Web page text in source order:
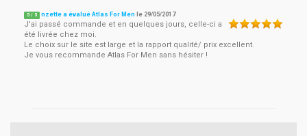
5 / 5 nzette a évalué Atlas For Men le 29/05/2017
J'ai passé commande et en quelques jours, celle-ci a
été livrée chez moi.
Le choix sur le site est large et la rapport qualité/ prix excellent.
Je vous recommande Atlas For Men sans hésiter !